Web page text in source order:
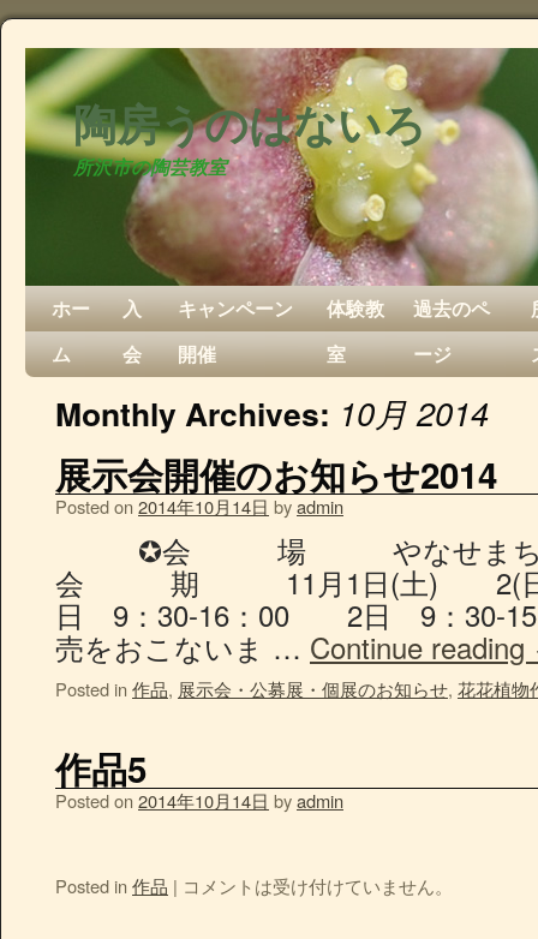
陶房うのはないろ
所沢市の陶芸教室
ホー
ム
入
会
キャンペーン
開催
体験教
室
過去のペ
ージ
Monthly Archives: 10月 2014
展示会開催のお知らせ2014
Posted on 2014年10月14日 byadmin
✪会 場 やなせまちづ
会 期 11月1日(土) 2(
日 9：30-16：00 2日 9：
売をおこないま … Continue reading
Posted in 作品, 展示会・公募展・個展のお知らせ, 花花植物
作品5
Posted on 2014年10月14日 byadmin
Posted in 作品 | コメントは受け付けていません。